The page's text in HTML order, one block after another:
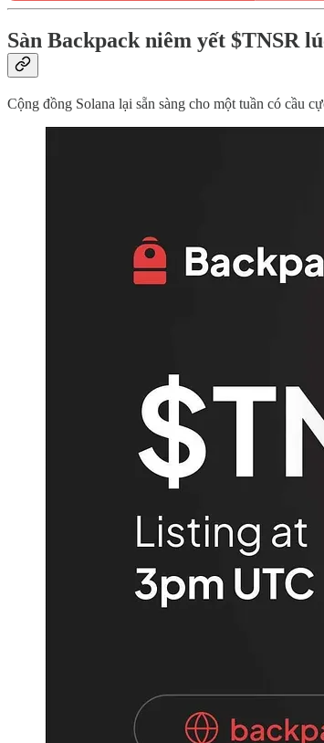
Sàn Backpack niêm yết $TNSR
Cộng đồng Solana lại sẵn sàng cho một tuần có cầu